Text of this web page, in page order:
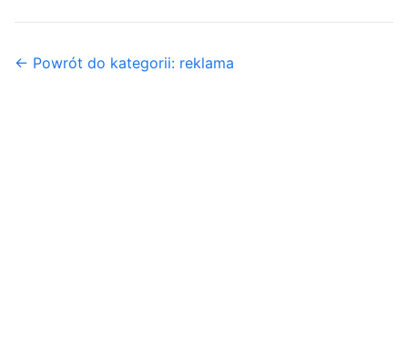
← Powrót do kategorii: reklama